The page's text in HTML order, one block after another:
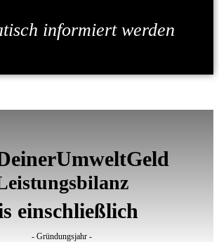
informiert werden
einschließlich
- Gründungsjahr -